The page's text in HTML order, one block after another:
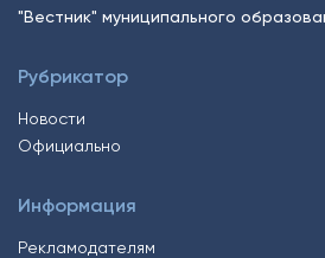
"Вестник" муниципального
Рубрикатор
Новости
Официально
Информация
Рекламодателям